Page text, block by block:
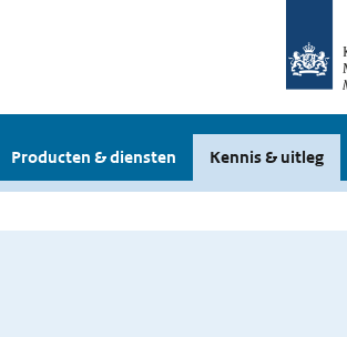
Producten & diensten Kennis & uitleg